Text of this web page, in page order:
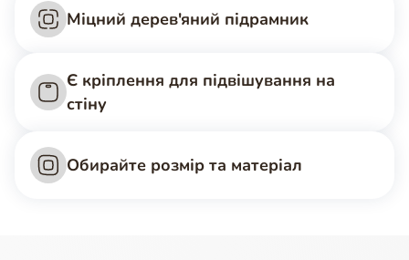
Міцний дерев'яний підрамник
Є кріплення для підвішування на
стіну
Обирайте розмір та матеріал